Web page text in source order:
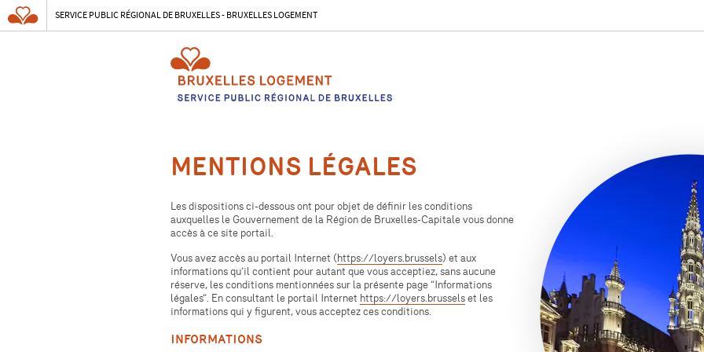
SERVICE PUBLIC RÉGIONAL DE BRUXELLES - BRUXELLES LOGEMENT
PAGE D’ACCUEIL
MENTIONS LÉGALES
Les dispositions ci-dessous ont pour objet de définir les conditions
auxquelles le Gouvernement de la Région de Bruxelles-Capitale vous donne
accès à ce site portail.
Vous avez accès au portail Internet ( https://loyers.brussels) et aux
informations qu’il contient pour autant que vous acceptiez, sans aucune
réserve, les conditions mentionnées sur la présente page “ Informations
légales”. En consultant le portail Internet https://loyers.brussels et les
informations qui y figurent, vous acceptez ces conditions.
INFORMATIONS